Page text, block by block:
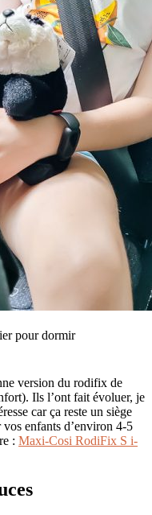
pour dormir
version du rodifix de
Ils l’ont fait évoluer, je
car ça reste un siège
enfants d’environ 4-5
: Maxi-Cosi RodiFix S i-